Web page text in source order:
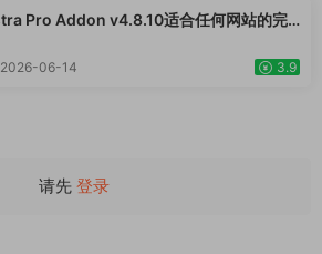
饰品、手表、化妆品、运动鞋子、家居产品
购物网站WordPress模板
主题
Pro Addon v4.8.10适合任何网站的完
一般商业网站、跨境电商独立站商城模板
2026-06-14 3.9
请先 登录